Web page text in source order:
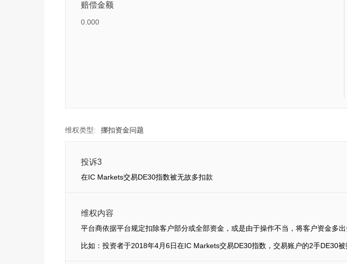
赔偿金额
0.000
维权类型: 挪扣资金问题
投诉3
在IC Markets交易DE30指数被无故多扣款
维权内容
平台商依据平台规定扣除客户部分或全部资金，或是由于操作不当，将客户资金多
比如：投资者于2018年4月6日在IC Markets交易DE30指数，交易账户的2手DE30被